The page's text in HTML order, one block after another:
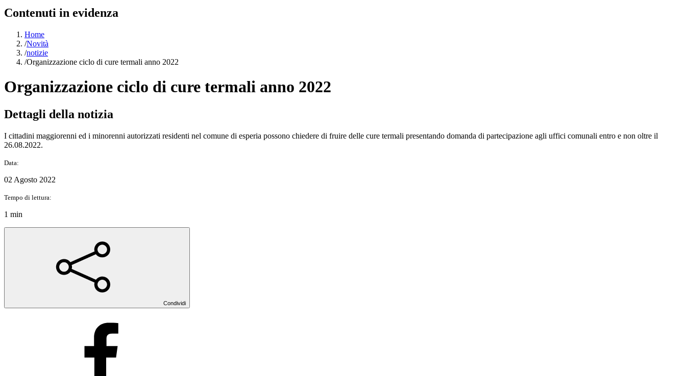
Contenuti in evidenza
Home
/Novità
/notizie
/Organizzazione ciclo di cure termali anno 2022
Organizzazione ciclo di cure termali anno 2022
Dettagli della notizia
I cittadini maggiorenni ed i minorenni autorizzati residenti nel comune di esperia possono chiedere di fruire delle cure termali presentando domanda di partecipazione agli uffici comunali entro e non oltre il
26.08.2022.
Data:
02 Agosto 2022
Tempo di lettura:
1 min
Condividi